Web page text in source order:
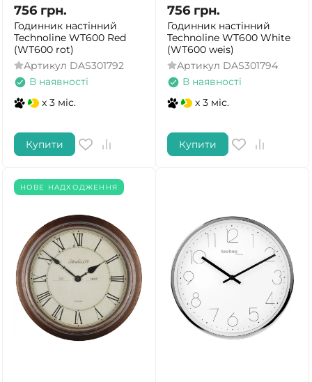
756 грн.
Годинник настінний
Technoline WT600 Red
(WT600 rot)
Артикул DAS301792
В наявності
x 3 міс.
Купити
756 грн.
Годинник настінний
Technoline WT600 White
(WT600 weis)
Артикул DAS301794
В наявності
x 3 міс.
Купити
НОВЕ НАДХОДЖЕННЯ